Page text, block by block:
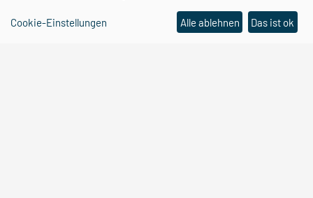
Cookie-Einstellungen Alle ablehnen Das ist ok